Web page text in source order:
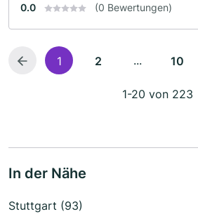
0.0 (0 Bewertungen)
1 2 ... 10
1-20 von 223
In der Nähe
Stuttgart (93)